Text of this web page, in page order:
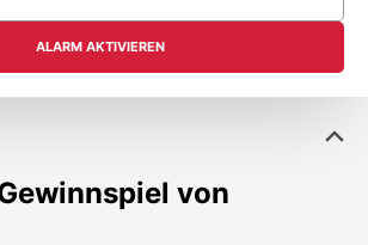
ALARM AKTIVIEREN
von